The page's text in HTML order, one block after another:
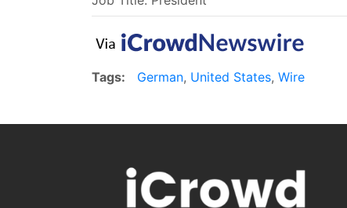
Tags:
German, United States, Wire